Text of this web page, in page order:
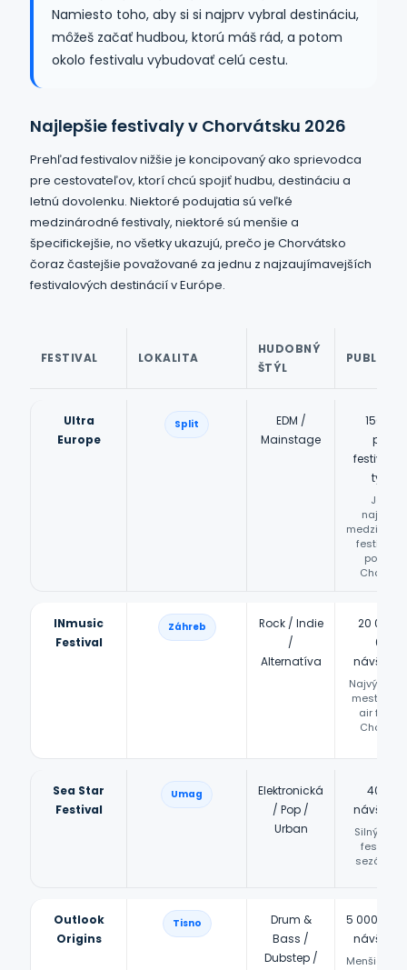
Namiesto toho, aby si si najprv vybral destináciu,
môžeš začať hudbou, ktorú máš rád, a potom
okolo festivalu vybudovať celú cestu.
Najlepšie festivaly v Chorvátsku 2026
Prehľad festivalov nižšie je koncipovaný ako sprievodca
pre cestovateľov, ktorí chcú spojiť hudbu, destináciu a
letnú dovolenku. Niektoré podujatia sú veľké
medzinárodné festivaly, niektoré sú menšie a
špecifickejšie, no všetky ukazujú, prečo je Chorvátsko
čoraz častejšie považované za jednu z najzaujímavejších
festivalových destinácií v Európe.
FESTIVAL LOKALITA
HUDOBNÝ
ŠTÝL
Ultra
Europe
Split
EDM /
Mainstage
150
počas
Jedno
INmusic
Festival
Záhreb
Rock / Indie
/
Alternatíva
20 000
000+
mestský
air
Sea Star
Festival
Umag
Elektronická
/ Pop /
Urban
40
Silný
sezóny v
Outlook
Origins
Tisno
Drum &
Bass /
Dubstep /
5 000 – 10
Menšia